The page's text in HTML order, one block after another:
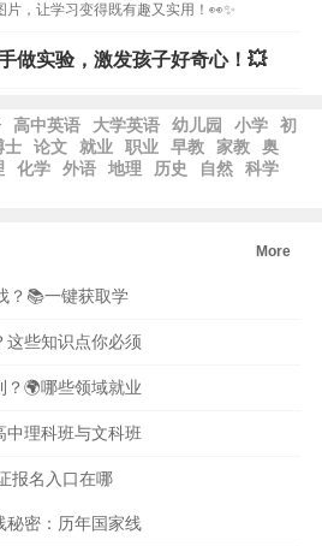
，让学习变得既有趣又实用！👀✨
做实验，激发孩子好奇心！💥
高中英语 大学英语 幼儿园 小学
初
士 论文 就业 职业 早教 家教
奥
化学 外语 地理 历史 自然
科学
More
？📚一键获取学
这些知识点你必须
？🌍哪些领域就业
中理科班与文科班
报名入口在哪
秘密：历年国家线